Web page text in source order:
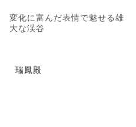
変化に富んだ表情で魅せる雄
大な渓谷
瑞鳳殿